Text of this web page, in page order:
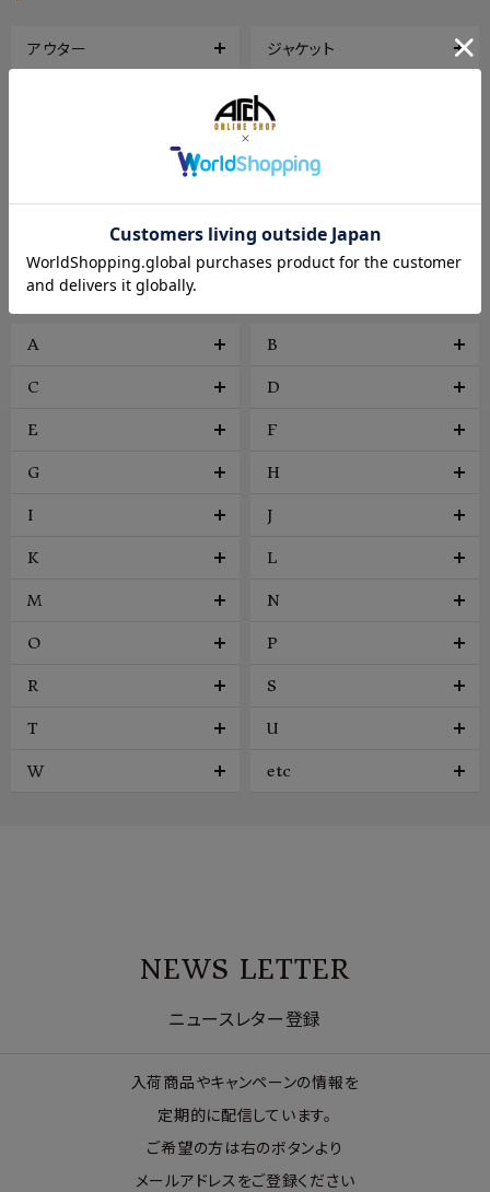
アウター ジャケット
アクセサリー
ファッション雑貨 ヴィンテージ
BRAND
A B
C D
E F
G H
I J
K L
M N
O P
R S
T U
W etc
NEWS LETTER
ニュースレター登録
入荷商品やキャンペーンの情報を
定期的に配信しています。
ご希望の方は右のボタンより
メールアドレスをご登録ください